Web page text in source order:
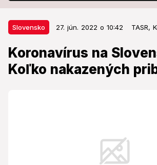
Slovensko 27. jún. 2022 o 10:42 TASR,
Koronavírus na
Koľko nakazených
Slovensko 27. jún. 2022 o 10:42
Koronavírus na
nakazených pribudlo?